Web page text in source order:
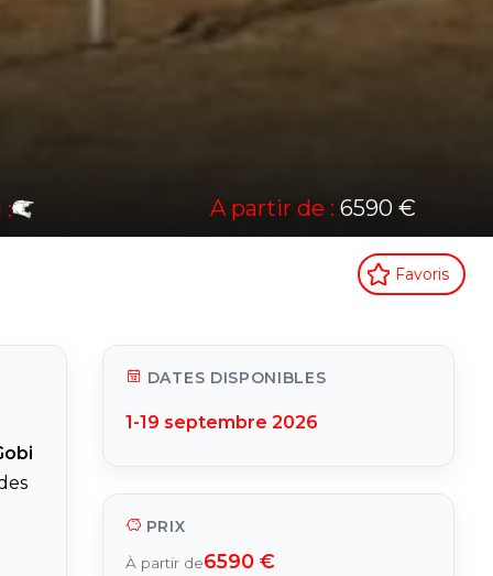
: A partir de :6590 €
Favoris
DATES DISPONIBLES
1-19 septembre 2026
PRIX
À partir de6590 €